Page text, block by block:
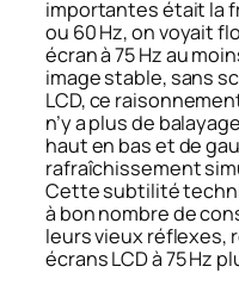
importantes était la
ou 60 Hz, on voyait
écran à 75 Hz au
image stable, sans
LCD, ce
n’y a plus de
haut en bas et de
rafraîchissement
Cette subtilité
à bon nombre de
leurs vieux réflexes,
écrans LCD à 75 Hz